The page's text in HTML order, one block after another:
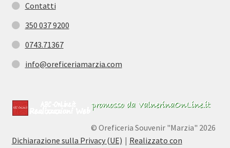
Contatti
350 037 9200
0743.71367
info@oreficeriamarzia.com
© Oreficeria Souvenir "Marzia" 2026
Dichiarazione sulla Privacy (UE)
Realizzato con